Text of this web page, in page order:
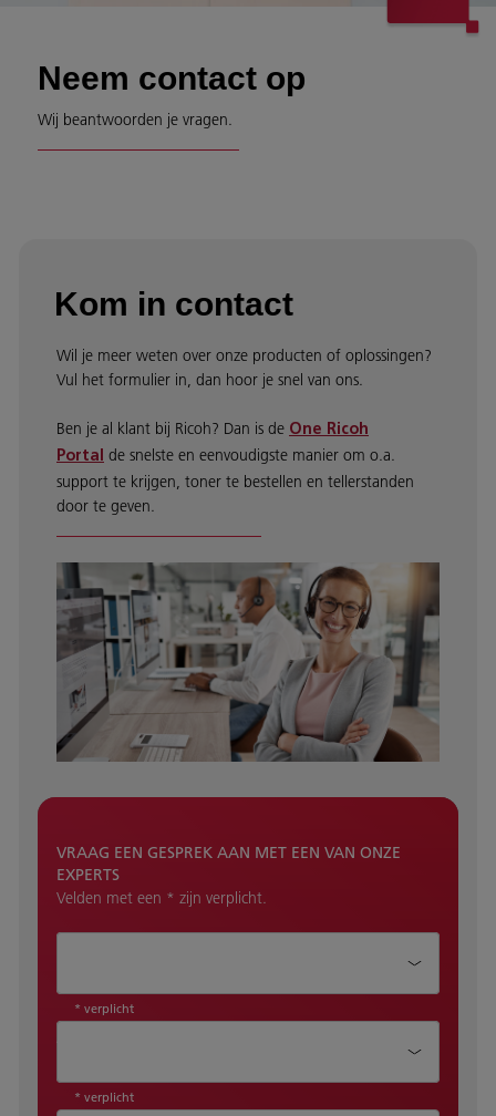
Neem contact op
Wij beantwoorden je vragen.
Kom in contact
Wil je meer weten over onze producten of oplossingen?
Vul het formulier in, dan hoor je snel van ons.
Ben je al klant bij Ricoh? Dan is de One Ricoh
Portal de snelste en eenvoudigste manier om o.a.
support te krijgen, toner te bestellen en tellerstanden
door te geven.
VRAAG EEN GESPREK AAN MET EEN VAN ONZE
EXPERTS
Velden met een * zijn verplicht.
* verplicht
* verplicht